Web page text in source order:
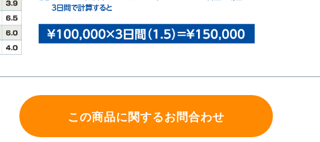
この商品に関するお問合わせ